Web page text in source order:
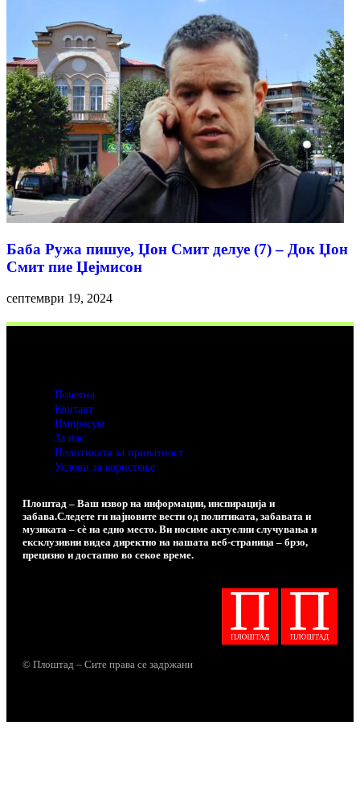
Баба Ружа пишуе, Џон Смит делуе (7) – Док Џон
Смит пие Џејмисон
септември 19, 2024
Почетна
Контакт
Импресум
За нас
Политиката за приватност
Услови за користење
Плоштад – Ваш извор на информации, инспирација и
забава.Следете ги најновите вести од политиката, забавата и
музиката – сè на едно место. Ви носиме актуелни случувања и
ексклузивни видеа директно на нашата веб-страница – брзо,
прецизно и достапно во секое време.
© Плоштад – Сите права се задржани